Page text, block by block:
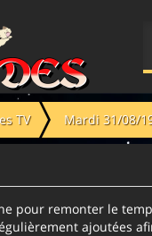
TV Mardi 31/08/
pour remonter le
ajoutées